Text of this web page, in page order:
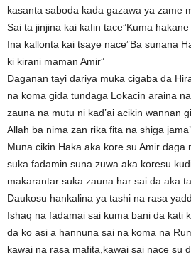
kasanta saboda kada gazawa ya zame
Sai ta jinjina kai kafin tace”Kuma hakane
Ina kallonta kai tsaye nace”Ba sunana
ki kirani maman Amir”
Daganan tayi dariya muka cigaba da
na koma gida tundaga Lokacin araina
zauna na mutu ni kad’ai acikin wannan
Allah ba nima zan rika fita na shiga
Muna cikin Haka aka kore su Amir daga
suka fadamin suna zuwa aka koresu
makarantar suka zauna har sai da aka
Daukosu hankalina ya tashi na rasa
Ishaq na fadamai sai kuma bani da kati
da ko asi a hannuna sai na koma na
kawai na rasa mafita,kawai sai nace su